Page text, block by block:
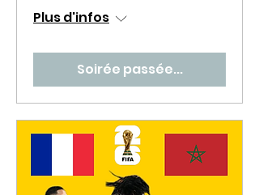
Plus d'infos
Soirée passée...